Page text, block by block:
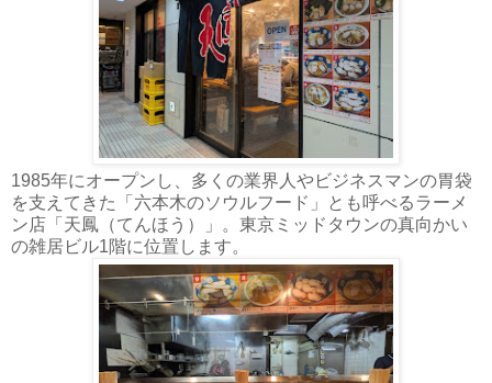
1985年にオープンし、多くの業界人やビジネスマンの胃袋
を支えてきた「六本木のソウルフード」とも呼べるラーメ
ン店「天鳳（てんほう）」。東京ミッドタウンの真向かい
の雑居ビル1階に位置します。